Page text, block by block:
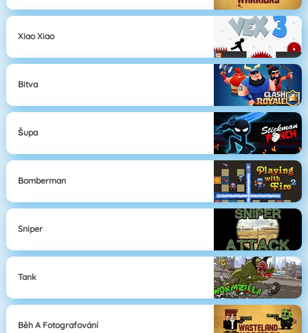
Xiao Xiao
Bitva
Šupa
Bomberman
Sniper
Tank
Běh A Fotografování